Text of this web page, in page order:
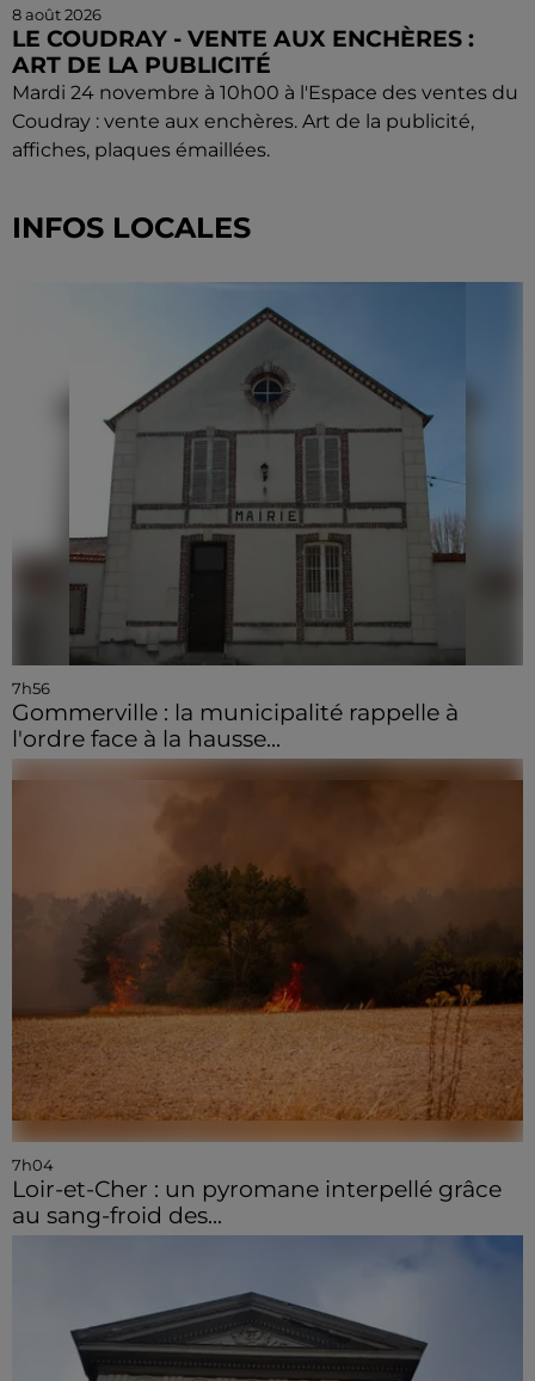
8 août 2026
LE COUDRAY - VENTE AUX ENCHÈRES :
ART DE LA PUBLICITÉ
Mardi 24 novembre à 10h00 à l'Espace des ventes du
Coudray : vente aux enchères. Art de la publicité,
affiches, plaques émaillées.
INFOS LOCALES
7h56
Gommerville : la municipalité rappelle à
l'ordre face à la hausse...
7h04
Loir-et-Cher : un pyromane interpellé grâce
au sang-froid des...